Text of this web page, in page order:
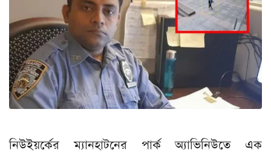
নিউইয়র্কের ম্যানহাটনের পার্ক অ্যাভিনিউতে এক